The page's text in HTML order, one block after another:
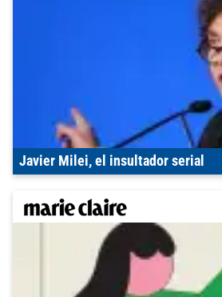
Javier Milei, el insultador serial